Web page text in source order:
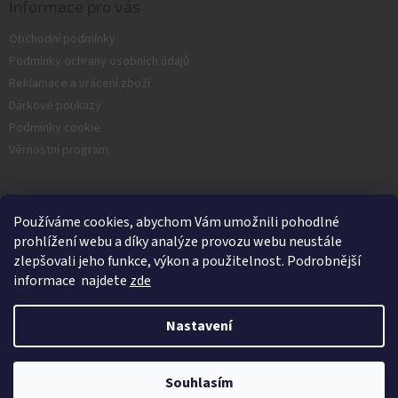
Používáme cookies, abychom Vám umožnili pohodlné
prohlížení webu a díky analýze provozu webu neustále
zlepšovali jeho funkce, výkon a použitelnost. Podrobnější
informace najdete zde
Nastavení
Souhlasím
Obchodní podmínky
Podmínky ochrany osobních údajů
Reklamace a vrácení zboží
Dárkové poukazy
Podmínky cookie
Věrnostní program
Facebook
Vytvořil Shoptet
Nash.cz. Všechna práva vyhrazena.